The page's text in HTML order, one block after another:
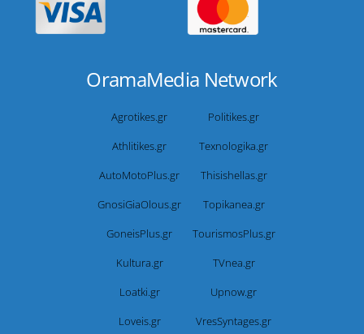
OramaMedia Network
Agrotikes.gr
Politikes.gr
Athlitikes.gr
Texnologika.gr
AutoMotoPlus.gr
Thisishellas.gr
GnosiGiaOlous.gr
Topikanea.gr
GoneisPlus.gr
TourismosPlus.gr
Kultura.gr
TVnea.gr
Loatki.gr
Upnow.gr
Loveis.gr
VresSyntages.gr